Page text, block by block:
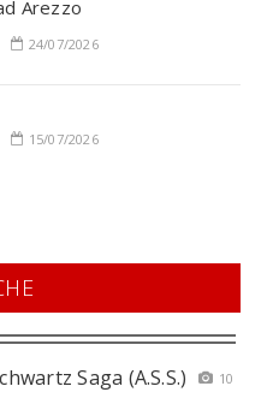
Arezzo
24/07/2026
15/07/2026
Saga (A.S.S.)
10